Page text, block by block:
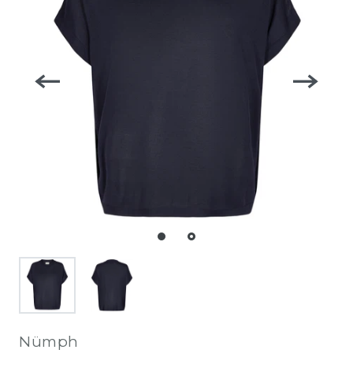
Nümph